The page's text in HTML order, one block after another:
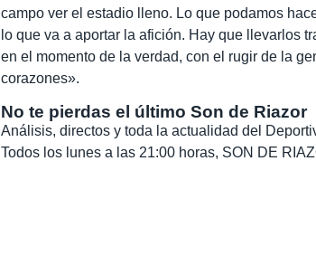
campo ver el estadio lleno. Lo que podamos
lo que va a aportar la afición. Hay que llevarlos
en el momento de la verdad, con el rugir de la
corazones».
No te pierdas el último Son de Riazor
Análisis, directos y toda la actualidad del
Todos los lunes a las 21:00 horas, SON DE